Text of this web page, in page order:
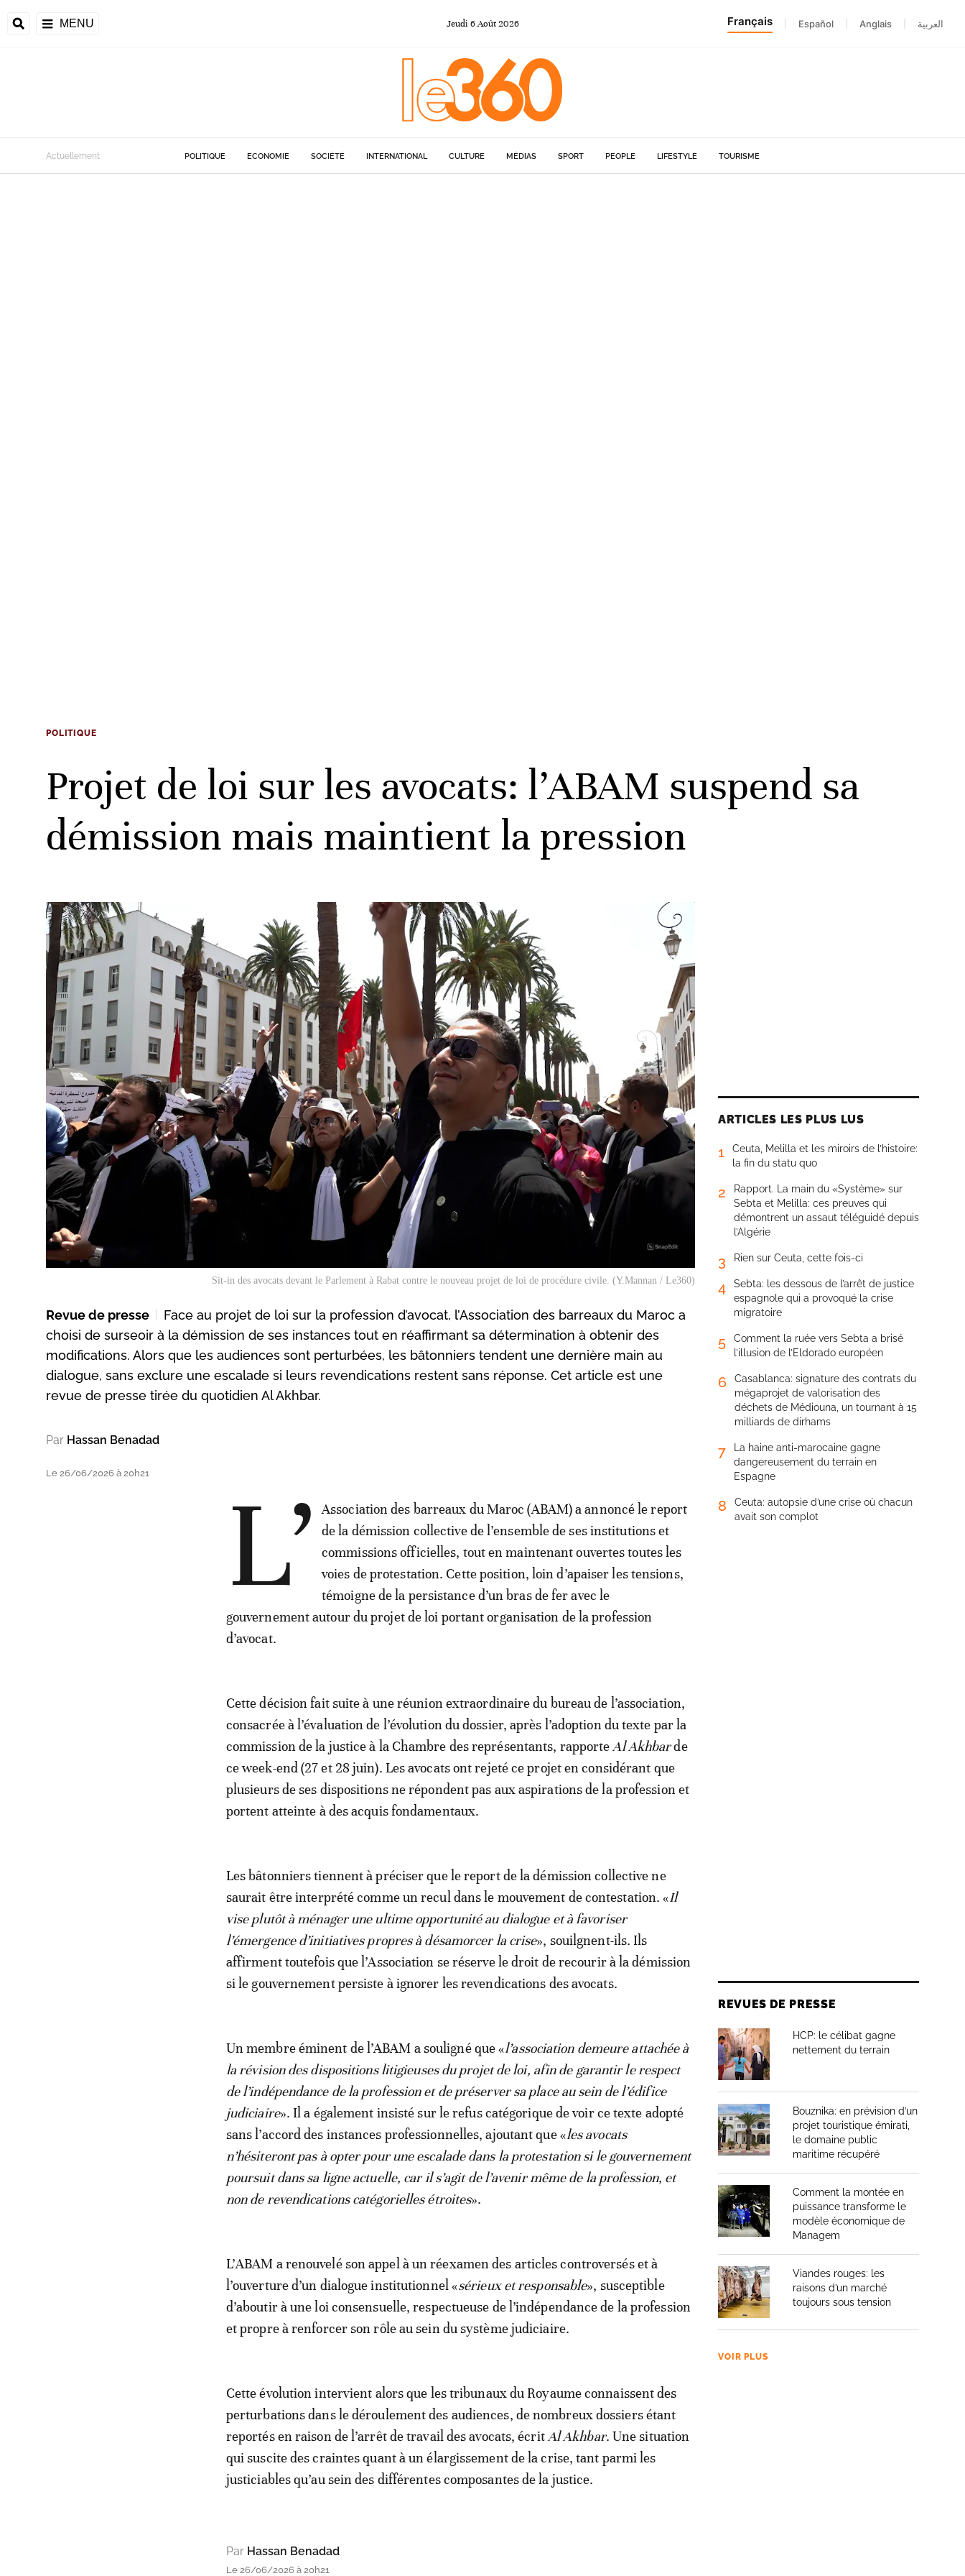
MENU Jeudi 6Août 2026 Français Español Anglais العربية
Actuellement POLITIQUE ECONOMIE SOCIÉTÉ INTERNATIONAL CULTURE MÉDIAS SPORT PEOPLE LIFESTYLE TOURISME
POLITIQUE
Projet de loi sur les avocats: l’ABAM suspend sa
démission mais maintient la pression
Sit-in des avocats devant le Parlement à Rabat contre le nouveau projet de loi de procédure civile. (Y.Mannan / Le360)
Revue de presse
Face au projet de loi sur la profession d’avocat, l’Association des barreaux du Maroc a
choisi de surseoir à la démission de ses instances tout en réaffirmant sa détermination à obtenir des
modifications. Alors que les audiences sont perturbées, les bâtonniers tendent une dernière main au
dialogue, sans exclure une escalade si leurs revendications restent sans réponse. Cet article est une
revue de presse tirée du quotidien Al Akhbar.
Par Hassan Benadad
Le 26/06/2026 à 20h21 L’
Association des barreaux du Maroc (ABAM) a annoncé le report
de la démission collective de l’ensemble de ses institutions et
commissions officielles, tout en maintenant ouvertes toutes les
voies de protestation. Cette position, loin d’apaiser les tensions,
témoigne de la persistance d’un bras de fer avec le
gouvernement autour du projet de loi portant organisation de la profession
d’avocat.
Cette décision fait suite à une réunion extraordinaire du bureau de l’association,
consacrée à l’évaluation de l’évolution du dossier, après l’adoption du texte par la
commission de la justice à la Chambre des représentants, rapporte Al Akhbarde
ce week-end (27 et 28 juin). Les avocats ont rejeté ce projet en considérant que
plusieurs de ses dispositions ne répondent pas aux aspirations de la profession et
portent atteinte à des acquis fondamentaux.
Les bâtonniers tiennent à préciser que le report de la démission collective ne
saurait être interprété comme un recul dans le mouvement de contestation. «Il
vise plutôt à ménager une ultime opportunité au dialogue et à favoriser
l’émergence d’initiatives propres à désamorcer la crise», souilgnent-ils. Ils
affirment toutefois que l’Association se réserve le droit de recourir à la démission
si le gouvernement persiste à ignorer les revendications des avocats.
Un membre éminent de l’ABAM a souligné que «l’association demeure attachée à
la révision des dispositions litigieuses du projet de loi, afin de garantir le respect
de l’indépendance de la profession et de préserver sa place au sein de l’édifice
judiciaire». Il a également insisté sur le refus catégorique de voir ce texte adopté
sans l’accord des instances professionnelles, ajoutant que «les avocats
n’hésiteront pas à opter pour une escalade dans la protestation si le gouvernement
poursuit dans sa ligne actuelle, car il s’agit de l’avenir même de la profession, et
non de revendications catégorielles étroites».
L’ABAM a renouvelé son appel à un réexamen des articles controversés et à
l’ouverture d’un dialogue institutionnel «sérieux et responsable», susceptible
d’aboutir à une loi consensuelle, respectueuse de l’indépendance de la profession
et propre à renforcer son rôle au sein du système judiciaire.
Cette évolution intervient alors que les tribunaux du Royaume connaissent des
perturbations dans le déroulement des audiences, de nombreux dossiers étant
reportés en raison de l’arrêt de travail des avocats, écrit Al Akhbar. Une situation
qui suscite des craintes quant à un élargissement de la crise, tant parmi les
justiciables qu’au sein des différentes composantes de la justice.
Par Hassan Benadad
Le 26/06/2026 à 20h21
ARTICLES LES PLUS LUS
1
Ceuta, Melilla et les miroirs de l’histoire:
la fin du statu quo
2
Rapport. La main du «Système» sur
Sebta et Melilla: ces preuves qui
démontrent un assaut téléguidé depuis
l’Algérie
3 Rien sur Ceuta, cette fois-ci
4
Sebta: les dessous de l’arrêt de justice
espagnole qui a provoqué la crise
migratoire
5
Comment la ruée vers Sebta a brisé
l’illusion de l’Eldorado européen
6
Casablanca: signature des contrats du
mégaprojet de valorisation des
déchets de Médiouna, un tournant à 15
milliards de dirhams
7
La haine anti-marocaine gagne
dangereusement du terrain en
Espagne
8
Ceuta: autopsie d’une crise où chacun
avait son complot
REVUES DE PRESSE
HCP: le célibat gagne
nettement du terrain
Bouznika: en prévision d’un
projet touristique émirati,
le domaine public
maritime récupéré
Comment la montée en
puissance transforme le
modèle économique de
Managem
Viandes rouges: les
raisons d’un marché
toujours sous tension
VOIR PLUS